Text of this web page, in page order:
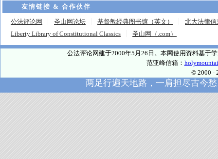
友情链接 & 合作伙伴
公法评论网 圣山网论坛 基督教经典图书馆（英文）
北大法律信
Liberty Library of Constitutional Classics
圣山网（.com）
公法评论网建于2000年5月26日。本网使用资料基于
范亚峰信箱：
© 2000 -
两足行遍天地路，一肩担尽古今